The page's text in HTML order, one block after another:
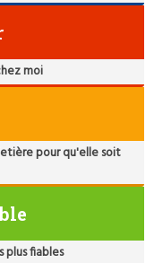
moi
pour qu'elle soit
plus fiables